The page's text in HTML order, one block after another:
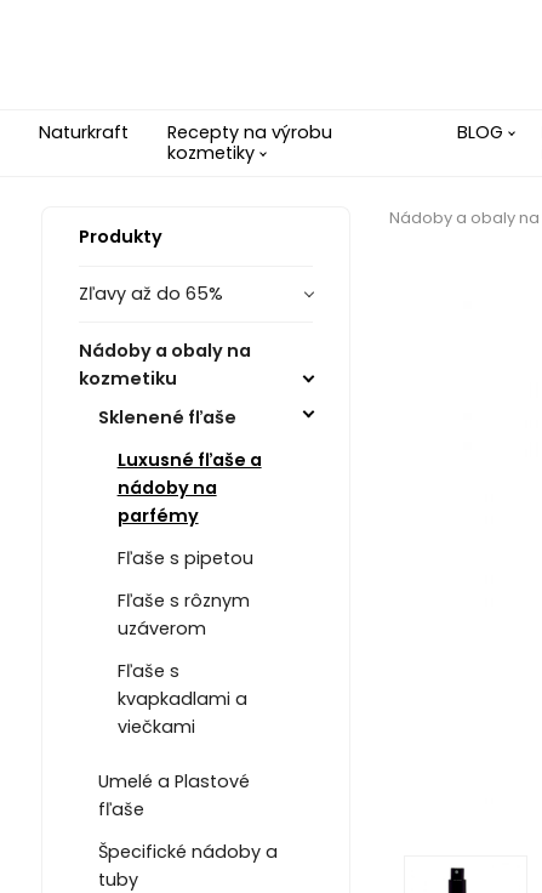
Naturkraft
Recepty na výrobu
kozmetiky
BLOG
Produkty
Zľavy až do 65%
Nádoby a obaly na
kozmetiku
Sklenené fľaše
Luxusné fľaše a
nádoby na
parfémy
Fľaše s pipetou
Fľaše s rôznym
uzáverom
Fľaše s
kvapkadlami a
viečkami
Umelé a Plastové
fľaše
Špecifické nádoby a
tuby
Nádoby a obaly